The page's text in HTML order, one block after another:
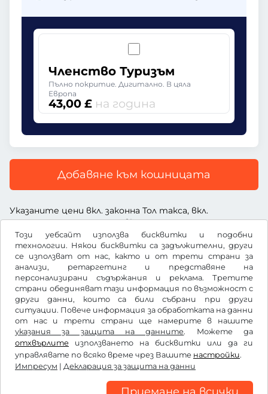
Този уебсайт използва бисквитки и подобни
технологии. Някои бисквитки са задължителни, други
се използват от нас, както и от трети страни за
анализи, ретаргетинг и представяне на
персонализирани съдържания и реклама. Третите
страни обединяват тази информация по възможност с
други данни, които са били събрани при други
ситуации. Повече информация за обработката на данни
от нас и трети страни ще намерите в нашите
указания за защита на данните. Можете да
отхвърлите използването на бисквитки или да ги
управлявате по всяко време чрез Вашите настройки.
Импресум | Декларация за защита на данни
Членство Туризъм
Пълно покритие. Дигитално. В цяла
Европа
43,00 £ на година
Добавяне към кошницата
Указаните цени вкл. законна Тол такса, вкл.
заплащане за услугата и вкл. ДДС
£GBP
Facebook Instagram
Общи условия / право на отказ
Декларация за защита на данни
Настройки на бисквитките
Импресум